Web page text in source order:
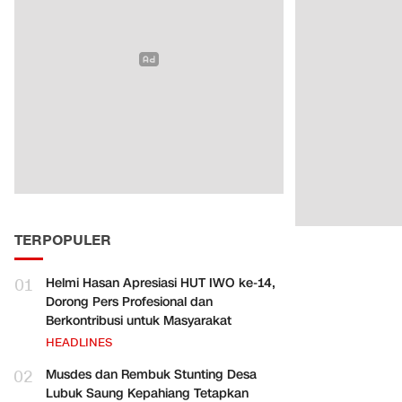
TERPOPULER
01
Helmi Hasan Apresiasi HUT IWO ke-14,
Dorong Pers Profesional dan
Berkontribusi untuk Masyarakat
HEADLINES
02
Musdes dan Rembuk Stunting Desa
Lubuk Saung Kepahiang Tetapkan